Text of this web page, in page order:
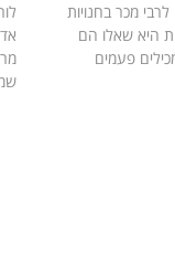
מכר בחנויות
היא שאלו הם
פעמים